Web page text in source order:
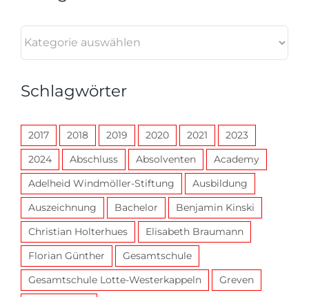
Schlagwörter
2017 2018 2019 2020 2021 2023
2024 Abschluss Absolventen Academy
Adelheid Windmöller-Stiftung Ausbildung
Auszeichnung Bachelor Benjamin Kinski
Christian Holterhues Elisabeth Braumann
Florian Günther Gesamtschule
Gesamtschule Lotte-Westerkappeln Greven